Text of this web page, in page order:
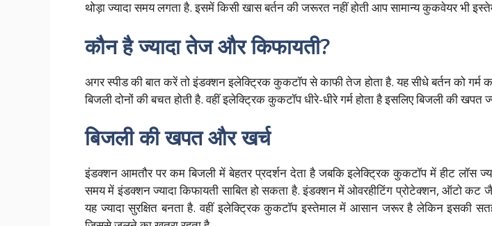
थोड़ा ज्यादा समय लगता है. इसमें किसी खास बर्तन की जरूरत नहीं होती आप सामान्य कुकवेयर भी
कौन है ज्यादा तेज और किफायती?
अगर स्पीड की बात करें तो इंडक्शन इलेक्ट्रिक कुकटॉप से काफी तेज होता है. यह सीधे बर्तन को
बिजली दोनों की बचत होती है. वहीं इलेक्ट्रिक कुकटॉप धीरे-धीरे गर्म होता है इसलिए बिजली की खपत
बिजली की खपत और खर्च
इंडक्शन आमतौर पर कम बिजली में बेहतर प्रदर्शन देता है जबकि इलेक्ट्रिक कुकटॉप में हीट लॉस
समय में इंडक्शन ज्यादा किफायती साबित हो सकता है. इंडक्शन में ओवरहीटिंग प्रोटेक्शन, ऑटो कट
यह ज्यादा सुरक्षित बनता है. वहीं इलेक्ट्रिक कुकटॉप इस्तेमाल में आसान जरूर है लेकिन इसकी सतह